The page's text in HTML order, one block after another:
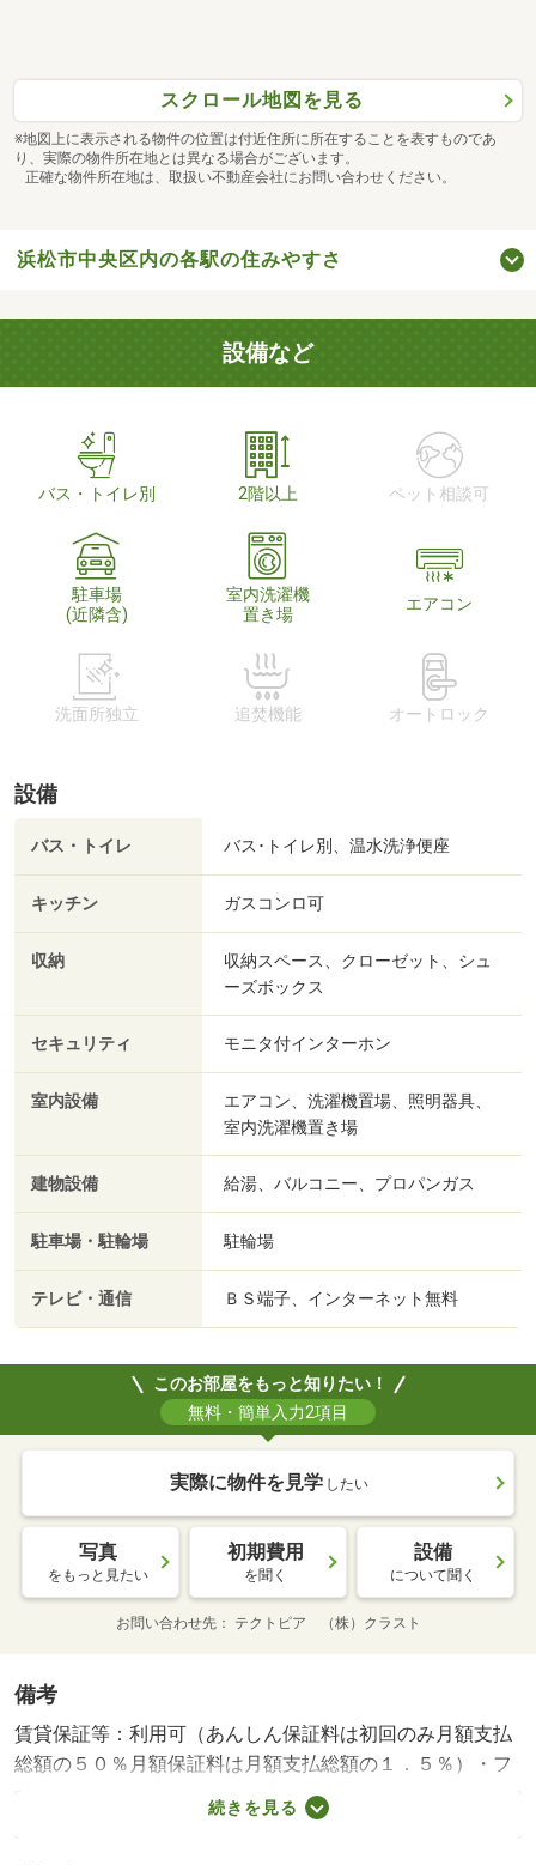
スクロール地図を見る
※地図上に表示される物件の位置は付近住所に所在することを表すものであ
り、実際の物件所在地とは異なる場合がございます。
正確な物件所在地は、取扱い不動産会社にお問い合わせください。
浜松市中央区内の各駅の住みやすさ
設備など
バス・トイレ別 2階以上 ペット相談可
駐車場
(近隣含)
室内洗濯機
置き場
エアコン
洗面所独立 追焚機能 オートロック
設備
バス・トイレ バス･トイレ別、温水洗浄便座
キッチン ガスコンロ可
収納
収納スペース、クローゼット、シュ
ーズボックス
セキュリティ モニタ付インターホン
室内設備
エアコン、洗濯機置場、照明器具、
室内洗濯機置き場
建物設備 給湯、バルコニー、プロパンガス
駐車場・駐輪場 駐輪場
テレビ・通信 ＢＳ端子、インターネット無料
このお部屋をもっと知りたい！
無料・簡単入力2項目
実際に物件を見学 したい
写真
をもっと見たい
初期費用
を聞く
設備
について聞く
お問い合わせ先 テクトピア （株）クラスト
備考
賃貸保証等：利用可（あんしん保証料は初回のみ月額支払
総額の５０％月額保証料は月額支払総額の１．５％）・フ
リーレントあり：１ヶ月（テクトピアにて直接契約のお客
様のみ対象）・バルコニー：３．９５平米・管理形態／管
続きを見る